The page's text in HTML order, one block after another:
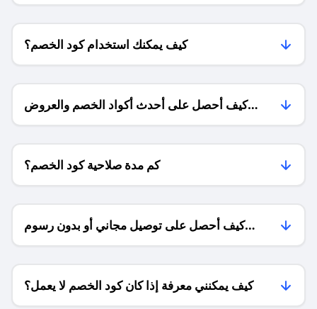
كيف يمكنك استخدام كود الخصم؟
كيف أحصل على أحدث أكواد الخصم والعروض
للمتاجر؟
كم مدة صلاحية كود الخصم؟
كيف أحصل على توصيل مجاني أو بدون رسوم
الشحن ؟
كيف يمكنني معرفة إذا كان كود الخصم لا يعمل؟